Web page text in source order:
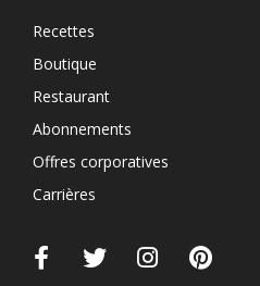
Recettes
Boutique
Restaurant
Abonnements
Offres corporatives
Carrières